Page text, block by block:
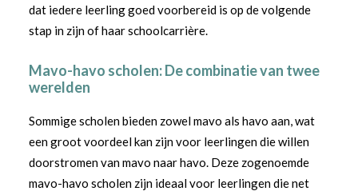
dat iedere leerling goed voorbereid is op de volgende
stap in zijn of haar schoolcarrière.
Mavo-havo scholen: De combinatie van twee
werelden
Sommige scholen bieden zowel mavo als havo aan, wat
een groot voordeel kan zijn voor leerlingen die willen
doorstromen van mavo naar havo. Deze zogenoemde
mavo-havo scholen zijn ideaal voor leerlingen die net